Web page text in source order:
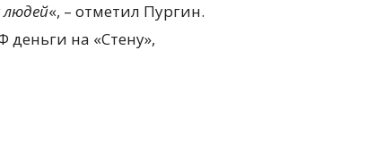
людей«, – отметил Пургин.
на «Стену»,